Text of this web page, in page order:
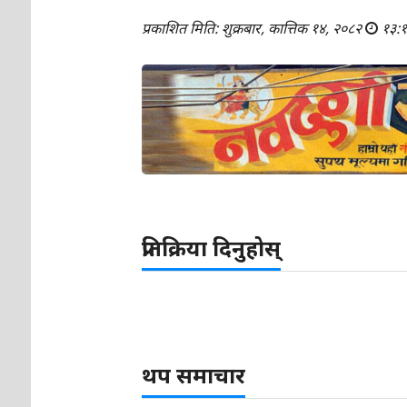
प्रकाशित मिति: शुक्रबार, कात्तिक १४, २०८२
प्रतिक्रिया दिनुहोस्
थप समाचार